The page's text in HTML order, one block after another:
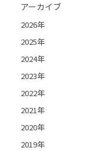
アーカイブ
2026年
2025年
2024年
2023年
2022年
2021年
2020年
2019年